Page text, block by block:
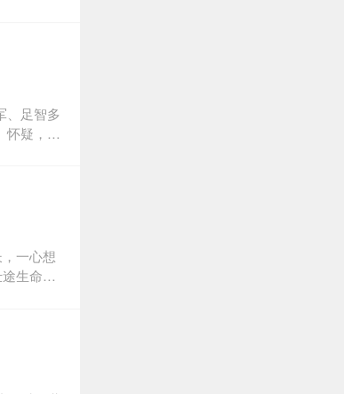
烟的战
节化的
开创
的升迁与
人想尽
利、利
朱天运
开创
、足智多
怀疑，从
爱情、
一心想
生命与